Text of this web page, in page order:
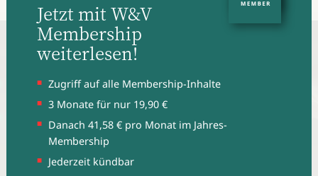
Jetzt mit W&V
Membership
weiterlesen!
Zugriff auf alle Membership-Inhalte
3 Monate für nur 19,90 €
Danach 41,58 € pro Monat im Jahres-
Membership
Jederzeit kündbar